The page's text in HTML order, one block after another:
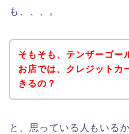
も、、、。
そもそも、テンザーゴー
お店では、クレジットカ
きるの？
と、思っている人もいる